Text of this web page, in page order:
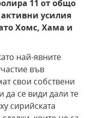
11 от общо
усилия
Хомс, Хама и
най-явните
във
свои собствени
се види дали те
сирийската